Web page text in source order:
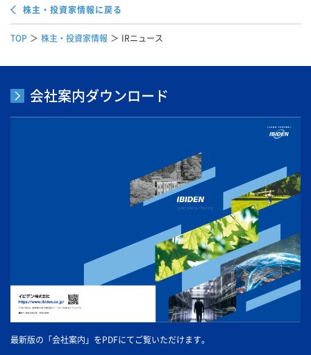
株主・投資家情報に戻る
TOP 株主・投資家情報 IRニュース
会社案内ダウンロード
最新版の「会社案内」をPDFにてご覧いただけます。